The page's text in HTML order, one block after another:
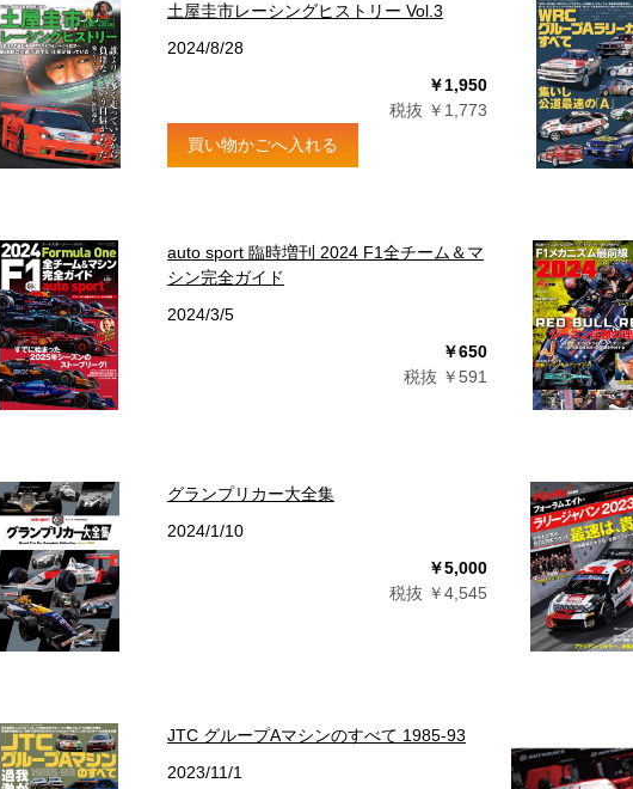
土屋圭市レーシングヒストリー Vol.3
2024/8/28
￥1,950
税抜 ￥1,773
買い物かごへ入れる
auto sport 臨時増刊 2024 F1全チーム＆マ
シン完全ガイド
2024/3/5
￥650
税抜 ￥591
グランプリカー大全集
2024/1/10
￥5,000
税抜 ￥4,545
JTC グループAマシンのすべて 1985-93
2023/11/1